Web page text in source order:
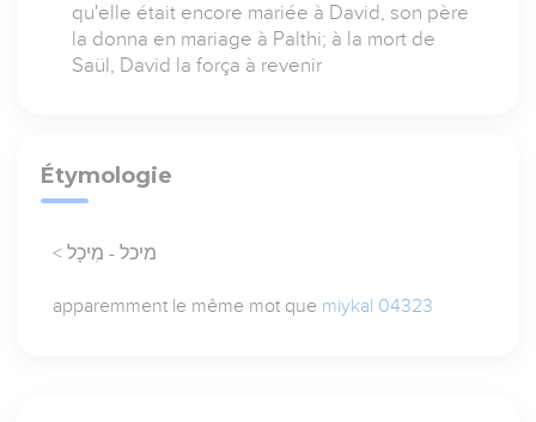
qu'elle était encore mariée à David, son père
la donna en mariage à Palthi; à la mort de
Saül, David la força à revenir
Étymologie
< מיכל - מִיכָל
apparemment le même mot que miykal 04323